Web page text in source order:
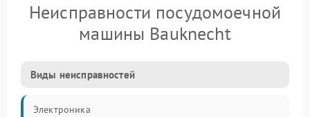
Неисправности посудомоечной
машины Bauknecht
Виды неисправностей
Электроника